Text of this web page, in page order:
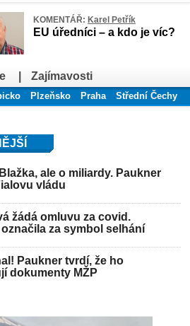
KOMENTÁŘ: Karel Petřík
EU úředníci – a kdo je víc?
Zajímavosti
Plzeňsko Praha Střední Čechy
ale o miliardy. Paukner
vládu
žádá omluvu za covid.
za symbol selhání
Paukner tvrdí, že ho
dokumenty MŽP